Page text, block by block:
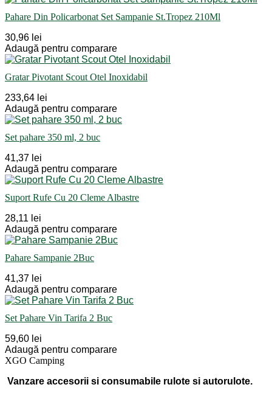
Pahare Din Policarbonat Set Sampanie St.Tropez 210Ml
30,96 lei
Adaugă pentru comparare
Gratar Pivotant Scout Otel Inoxidabil
233,64 lei
Adaugă pentru comparare
Set pahare 350 ml, 2 buc
41,37 lei
Adaugă pentru comparare
Suport Rufe Cu 20 Cleme Albastre
28,11 lei
Adaugă pentru comparare
Pahare Sampanie 2Buc
41,37 lei
Adaugă pentru comparare
Set Pahare Vin Tarifa 2 Buc
59,60 lei
Adaugă pentru comparare
XGO Camping
Vanzare accesorii si consumabile rulote si autorulote.